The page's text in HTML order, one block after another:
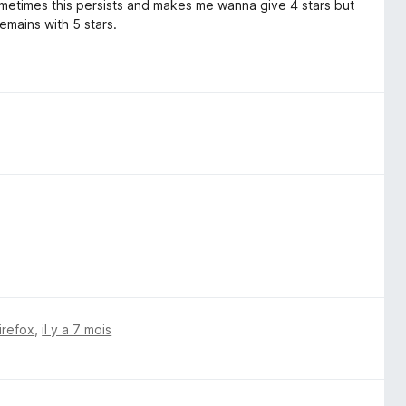
this persists and makes me wanna give 4 stars but
with 5 stars.
,il y a 7 mois